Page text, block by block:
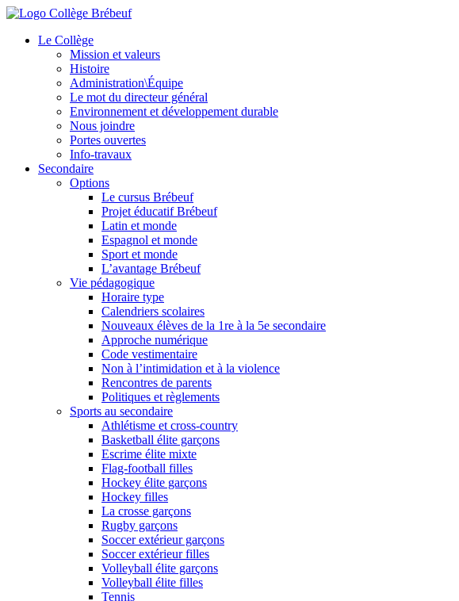
Le Collège
Mission et valeurs
Histoire
Administration\Équipe
Le mot du directeur général
Environnement et développement durable
Nous joindre
Portes ouvertes
Info-travaux
Secondaire
Options
Le cursus Brébeuf
Projet éducatif Brébeuf
Latin et monde
Espagnol et monde
Sport et monde
L’avantage Brébeuf
Vie pédagogique
Horaire type
Calendriers scolaires
Nouveaux élèves de la 1re à la 5e secondaire
Approche numérique
Code vestimentaire
Non à l’intimidation et à la violence
Rencontres de parents
Politiques et règlements
Sports au secondaire
Athlétisme et cross-country
Basketball élite garçons
Escrime élite mixte
Flag-football filles
Hockey élite garçons
Hockey filles
La crosse garçons
Rugby garçons
Soccer extérieur garçons
Soccer extérieur filles
Volleyball élite garçons
Volleyball élite filles
Tennis